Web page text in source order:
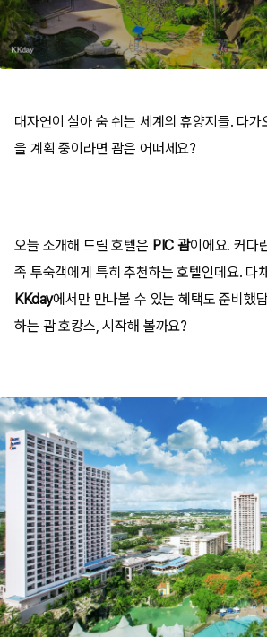
대자연이 살아 숨 쉬는 세계의 휴양지들. 다
을 계획 중이라면 괌은 어떠세요?
오늘 소개해 드릴 호텔은 PIC 괌이에요. 커다
족 투숙객에게 특히 추천하는 호텔인데요. 다
KKday에서만 만나볼 수 있는 혜택도 준비했
하는 괌 호캉스, 시작해 볼까요?